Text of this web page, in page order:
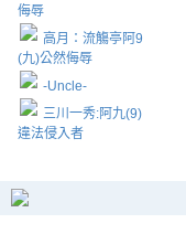
侮辱
高月：流觴亭阿9
(九)公然侮辱
-Uncle-
三川一秀:阿九(9)
違法侵入者